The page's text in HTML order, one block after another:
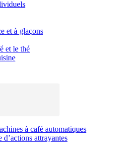
et à glaçons
et le thé
à café automatiques
attrayantes